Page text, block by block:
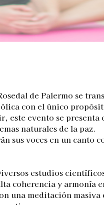
de Palermo se
con el único
este evento se
naturales de la paz.
sus voces en un canto
estudios
coherencia y armonía
una meditación